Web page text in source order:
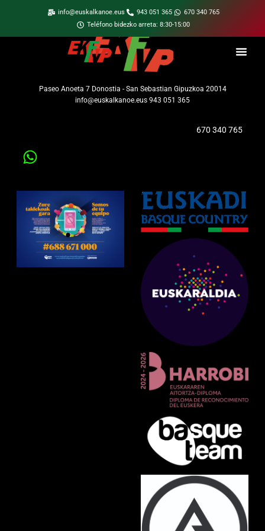
info@euskalkanoe.eus 943 051 365
670 340 765
Teléfono bidezko arreta: 8:30-15:00
Paseo Anoeta 7 Donostia - San Sebastian Gipuzkoa 20014
info@euskalkanoe.eus 943 051 365
670 340 765